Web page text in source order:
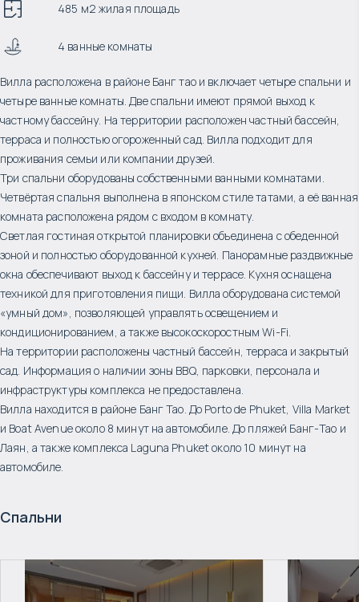
485 м2 жилая площадь
4 ванные комнаты
Вилла расположена в районе Банг тао и включает четыре спальни и
четыре ванные комнаты. Две спальни имеют прямой выход к
частному бассейну. На территории расположен частный бассейн,
терраса и полностью огороженный сад. Вилла подходит для
проживания семьи или компании друзей.
Три спальни оборудованы собственными ванными комнатами.
Четвёртая спальня выполнена в японском стиле татами, а её ванная
комната расположена рядом с входом в комнату.
Светлая гостиная открытой планировки объединена с обеденной
зоной и полностью оборудованной кухней. Панорамные раздвижные
окна обеспечивают выход к бассейну и террасе. Кухня оснащена
техникой для приготовления пищи. Вилла оборудована системой
«умный дом», позволяющей управлять освещением и
кондиционированием, а также высокоскоростным Wi-Fi.
На территории расположены частный бассейн, терраса и закрытый
сад. Информация о наличии зоны BBQ, парковки, персонала и
инфраструктуры комплекса не предоставлена.
Вилла находится в районе Банг Тао. До Porto de Phuket, Villa Market
и Boat Avenue около 8 минут на автомобиле. До пляжей Банг-Тао и
Лаян, а также комплекса Laguna Phuket около 10 минут на
автомобиле.
Спальни